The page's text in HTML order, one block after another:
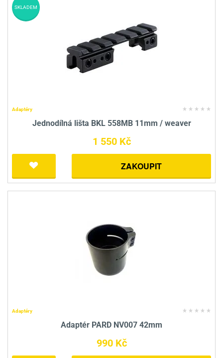
Adaptéry
Jednodílná lišta BKL 558MB 11mm / weaver
1 550 Kč
ZAKOUPIT
SKLADEM
Adaptéry
Adaptér PARD NV007 42mm
990 Kč